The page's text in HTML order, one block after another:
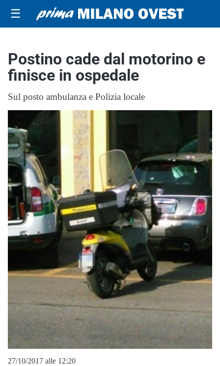
☰
Postino cade dal motorino e
finisce in ospedale
Sul posto ambulanza e Polizia locale
27/10/2017 alle 12:20